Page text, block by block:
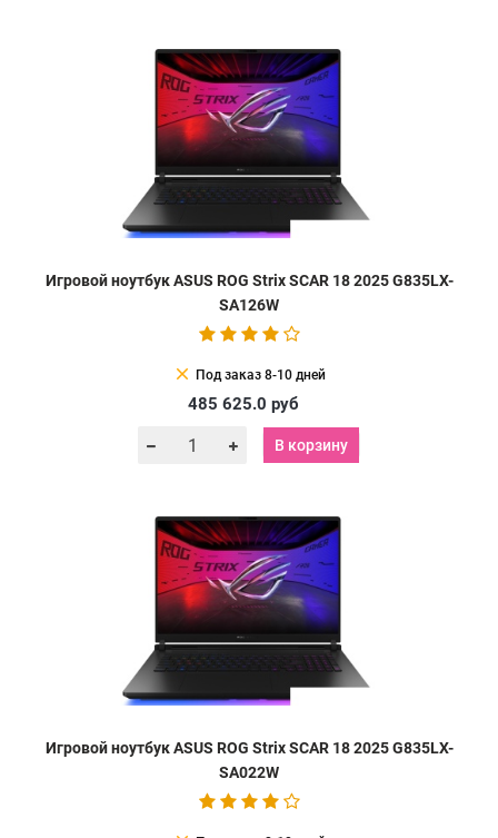
Игровой ноутбук ASUS ROG Strix SCAR 18 2025 G835LX-
SA126W
clear Под заказ 8-10 дней
485 625.0 руб
В корзину
Игровой ноутбук ASUS ROG Strix SCAR 18 2025 G835LX-
SA022W